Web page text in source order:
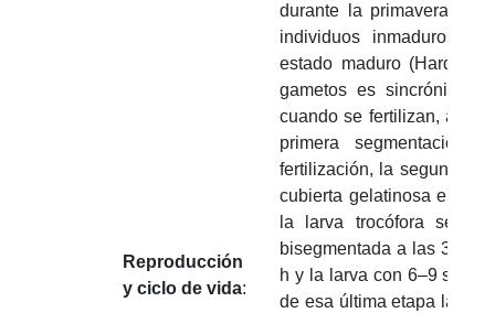
Reproducción
y ciclo de vida:
durante la primavera
individuos inmaduros
estado maduro
gametos es sincrónica
cuando se fertilizan,
primera
fertilización, la segunda a
cubierta gelatinosa e
la larva trocófora se
bisegmentada a las 36 h,
h y la larva con 6–9
de esa última etapa la